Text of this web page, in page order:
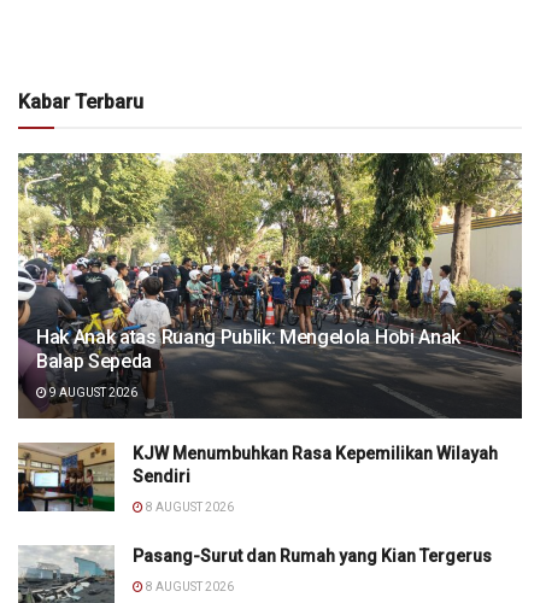
Kabar Terbaru
Hak Anak atas Ruang Publik: Mengelola Hobi Anak
Balap Sepeda
9 AUGUST 2026
KJW Menumbuhkan Rasa Kepemilikan Wilayah
Sendiri
8 AUGUST 2026
Pasang-Surut dan Rumah yang Kian Tergerus
8 AUGUST 2026